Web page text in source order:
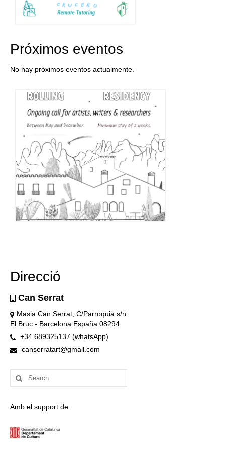
Próximos eventos
No hay próximos eventos actualmente.
Direcció
Can Serrat
Masia Can Serrat, C/Parroquia s/n
El Bruc - Barcelona España 08294
+34 689325137 (whatsApp)
canserratart@gmail.com
Search
for:
Amb el support de: